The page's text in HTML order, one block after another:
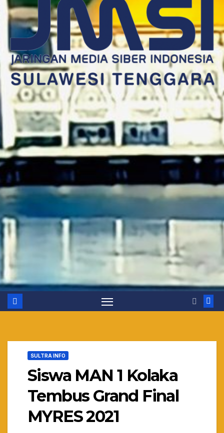
SULTRA INFO
Siswa MAN 1 Kolaka
Tembus Grand Final
MYRES 2021